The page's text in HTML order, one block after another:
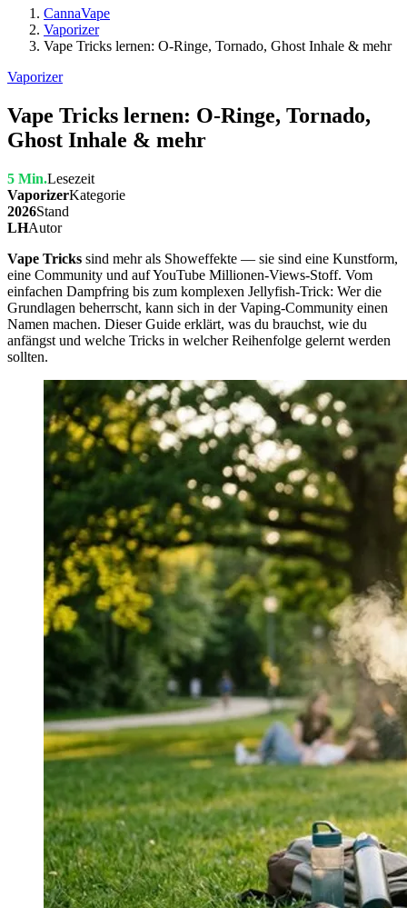
CannaVape
Vaporizer
Vape Tricks lernen: O-Ringe, Tornado, Ghost Inhale & mehr
Vaporizer
Vape Tricks lernen: O-Ringe, Tornado,
Ghost Inhale & mehr
5 Min.Lesezeit
VaporizerKategorie
2026Stand
LHAutor
Vape Tricks sind mehr als Showeffekte — sie sind eine Kunstform,
eine Community und auf YouTube Millionen-Views-Stoff. Vom
einfachen Dampfring bis zum komplexen Jellyfish-Trick: Wer die
Grundlagen beherrscht, kann sich in der Vaping-Community einen
Namen machen. Dieser Guide erklärt, was du brauchst, wie du
anfängst und welche Tricks in welcher Reihenfolge gelernt werden
sollten.